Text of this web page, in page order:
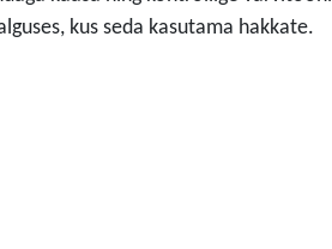
kus seda kasutama hakkate.